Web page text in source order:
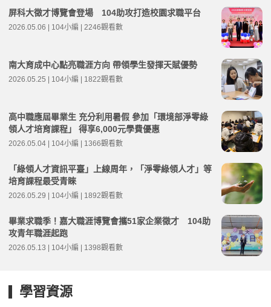
屏科大徵才博覽會登場 104助攻打造校園求職平台
2026.05.06 | 104小編 | 2246觀看數
南大育成中心點亮職涯方向 帶領學生發揮天賦優勢
2026.05.25 | 104小編 | 1822觀看數
高中職應屆畢業生 充分利用暑假 參加「環境部淨零綠
領人才培育課程」 得享6,000元學費優惠
2026.05.04 | 104小編 | 1366觀看數
「綠領人才資訊平臺」上線周年，「淨零綠領人才」等
培育課程最受青睞
2026.05.29 | 104小編 | 1892觀看數
畢業求職季！嘉大職涯博覽會攜51家企業徵才 104助
攻青年職涯起跑
2026.05.13 | 104小編 | 1398觀看數
學習資源